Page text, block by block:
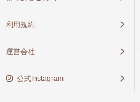
利用規約
運営会社
公式Instagram